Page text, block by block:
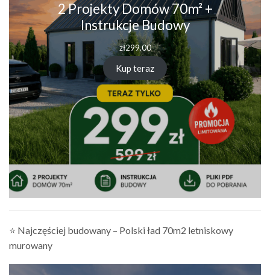
2 Projekty Domów 70m² +
Instrukcje Budowy
zł299.00
Kup teraz
⭐ Najczęściej budowany – Polski ład 70m2 letniskowy
murowany